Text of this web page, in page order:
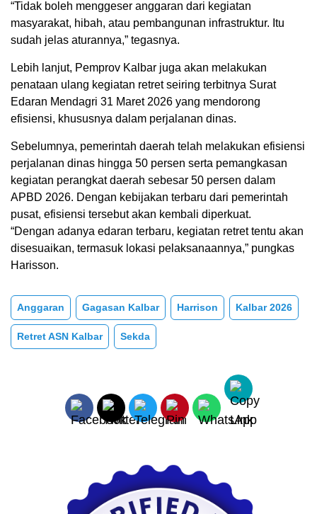
“Tidak boleh menggeser anggaran dari kegiatan
masyarakat, hibah, atau pembangunan infrastruktur. Itu
sudah jelas aturannya,” tegasnya.
Lebih lanjut, Pemprov Kalbar juga akan melakukan
penataan ulang kegiatan retret seiring terbitnya Surat
Edaran Mendagri 31 Maret 2026 yang mendorong
efisiensi, khususnya dalam perjalanan dinas.
Sebelumnya, pemerintah daerah telah melakukan efisiensi
perjalanan dinas hingga 50 persen serta pemangkasan
kegiatan perangkat daerah sebesar 50 persen dalam
APBD 2026. Dengan kebijakan terbaru dari pemerintah
pusat, efisiensi tersebut akan kembali diperkuat.
“Dengan adanya edaran terbaru, kegiatan retret tentu akan
disesuaikan, termasuk lokasi pelaksanaannya,” pungkas
Harisson.
Anggaran Gagasan Kalbar Harrison Kalbar 2026
Retret ASN Kalbar Sekda